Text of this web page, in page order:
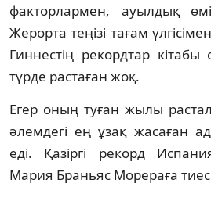
факторлармен, ауылдық
Жерорта теңізі тағам
Гиннестің рекордтар
түрде растаған жоқ.
Егер оның туған жылы
әлемдегі ең ұзақ жасаған
еді. Қазіргі рекорд
Мария Браньяс Морераға